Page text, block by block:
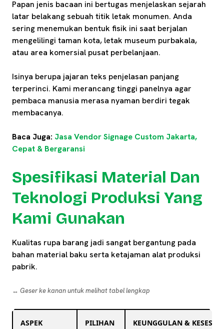
Papan jenis bacaan ini bertugas menjelaskan sejarah
latar belakang sebuah titik letak monumen. Anda
sering menemukan bentuk fisik ini saat berjalan
mengelilingi taman kota, letak museum purbakala,
atau area komersial pusat perbelanjaan.
Isinya berupa jajaran teks penjelasan panjang
terperinci. Kami merancang tinggi panelnya agar
pembaca manusia merasa nyaman berdiri tegak
membacanya.
Baca Juga: Jasa Vendor Signage Custom Jakarta,
Cepat & Bergaransi
Spesifikasi Material Dan
Teknologi Produksi Yang
Kami Gunakan
Kualitas rupa barang jadi sangat bergantung pada
bahan material baku serta ketajaman alat produksi
pabrik.
↔️ Geser ke kanan untuk melihat tabel lengkap
ASPEK
PILIHAN
KEUNGGULAN &